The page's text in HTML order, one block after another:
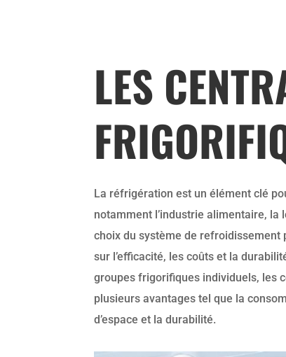
LES
La réfrigération est un élément clé
notamment l’industrie alimentaire, la
choix du système de
sur l’efficacité, les coûts et la
groupes frigorifiques individuels, les
plusieurs avantages tel que la
d’espace et la durabilité.